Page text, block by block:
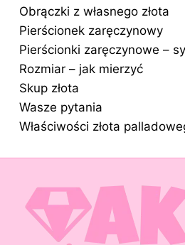
Obrączki z własnego złota
Pierścionek zaręczynowy
Pierścionki zaręczynowe –
Rozmiar – jak mierzyć
Skup złota
Wasze pytania
Właściwości złota